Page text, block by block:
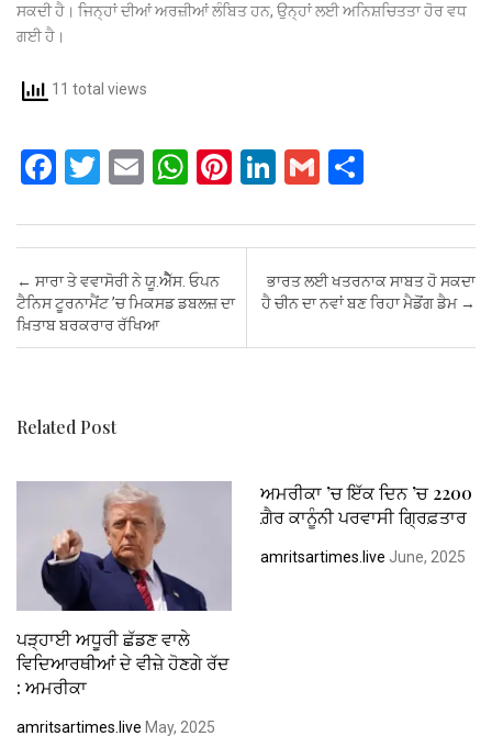
ਸਕਦੀ ਹੈ। ਜਿਨ੍ਹਾਂ ਦੀਆਂ ਅਰਜ਼ੀਆਂ ਲੰਬਿਤ ਹਨ, ਉਨ੍ਹਾਂ ਲਈ ਅਨਿਸ਼ਚਿਤਤਾ ਹੋਰ ਵਧ
ਗਈ ਹੈ।
11 total views
F
ce
b
o
o
T
tt
er
E
ail
W
at
s
A
p
Pi
er
t
Li
ke
dI
n
G
ail ar
e
Post navigation
← ਸਾਰਾ ਤੇ ਵਵਾਸੋਰੀ ਨੇ ਯੂ.ਐੈੱਸ. ਓਪਨ
ਟੈਨਿਸ ਟੂਰਨਾਮੈਂਟ ’ਚ ਮਿਕਸਡ ਡਬਲਜ਼ ਦਾ
ਖ਼ਿਤਾਬ ਬਰਕਰਾਰ ਰੱਖਿਆ
ਭਾਰਤ ਲਈ ਖਤਰਨਾਕ ਸਾਬਤ ਹੋ ਸਕਦਾ
ਹੈ ਚੀਨ ਦਾ ਨਵਾਂ ਬਣ ਰਿਹਾ ਮੈਡੋਂਗ ਡੈਮ →
Related Post
ਪੜ੍ਹਾਈ ਅਧੂਰੀ ਛੱਡਣ ਵਾਲੇ
ਵਿਦਿਆਰਥੀਆਂ ਦੇ ਵੀਜ਼ੇ ਹੋਣਗੇ ਰੱਦ
: ਅਮਰੀਕਾ
amritsartimes.live May, 2025
ਅਮਰੀਕਾ ’ਚ ਇੱਕ ਦਿਨ ’ਚ 2200
ਗ਼ੈਰ ਕਾਨੂੰਨੀ ਪਰਵਾਸੀ ਗ੍ਰਿਫ਼ਤਾਰ
amritsartimes.live June, 2025